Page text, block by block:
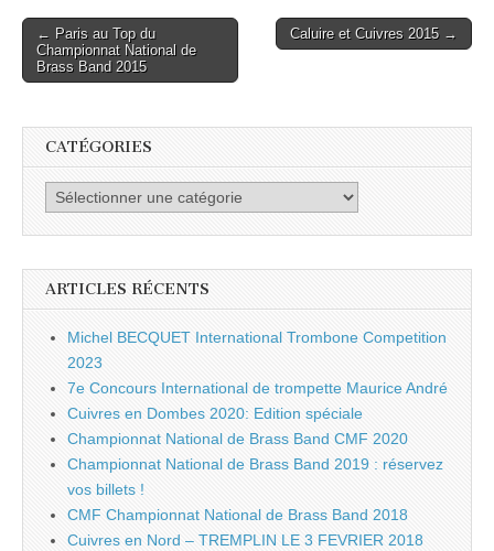
Post
navigation
← Paris au Top du
Championnat National de
Brass Band 2015
Caluire et Cuivres 2015 →
CATÉGORIES
Catégories
ARTICLES RÉCENTS
Michel BECQUET International Trombone Competition
2023
7e Concours International de trompette Maurice André
Cuivres en Dombes 2020: Edition spéciale
Championnat National de Brass Band CMF 2020
Championnat National de Brass Band 2019 : réservez
vos billets !
CMF Championnat National de Brass Band 2018
Cuivres en Nord – TREMPLIN LE 3 FEVRIER 2018